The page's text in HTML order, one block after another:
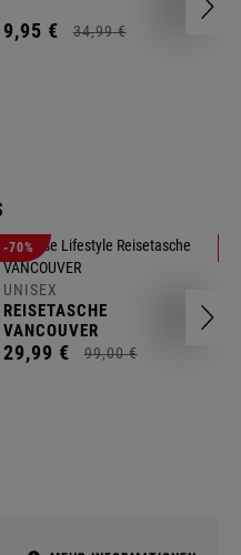
9,95 € 34,99 €
-70%
UNISEX
REISETASCHE
VANCOUVER
29,99 € 99,00 €